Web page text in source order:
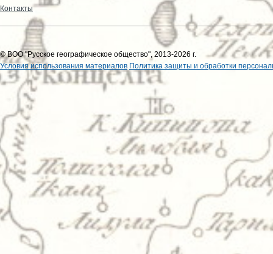
Контакты
© ВОО "Русское географическое общество", 2013-2026 г.
Условия использования материалов Политика защиты и обработки